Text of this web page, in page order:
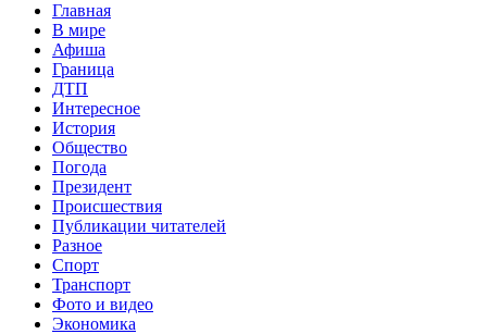
Главная
В мире
Афиша
Граница
ДТП
Интересное
История
Общество
Погода
Президент
Происшествия
Публикации читателей
Разное
Спорт
Транспорт
Фото и видео
Экономика